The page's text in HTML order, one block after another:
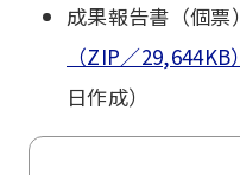
成果報告書（個票）
（ZIP／29,644KB）
日作成）